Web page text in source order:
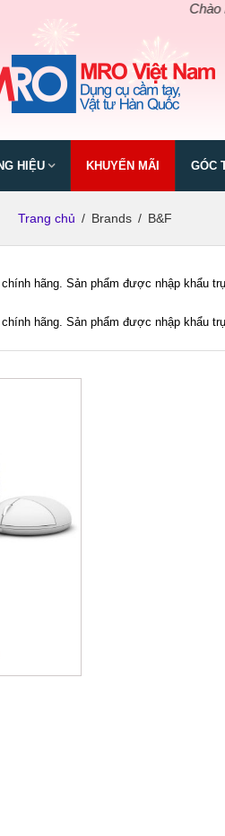
Chào
HIỆU KHUYẾN MÃI GÓC
Trang chủ / Brands / B&F
hãng. Sản phẩm được nhập khẩu
hãng. Sản phẩm được nhập khẩu